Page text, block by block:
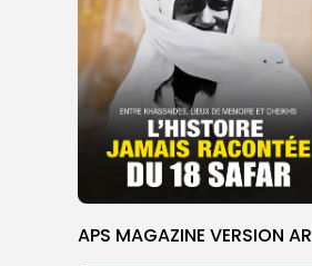
APS MAGAZINE VERSION AR